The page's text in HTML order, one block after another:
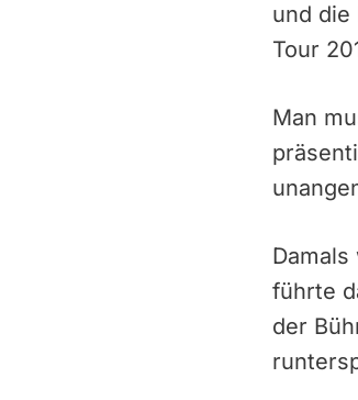
und die
Tour
Man
führte
der